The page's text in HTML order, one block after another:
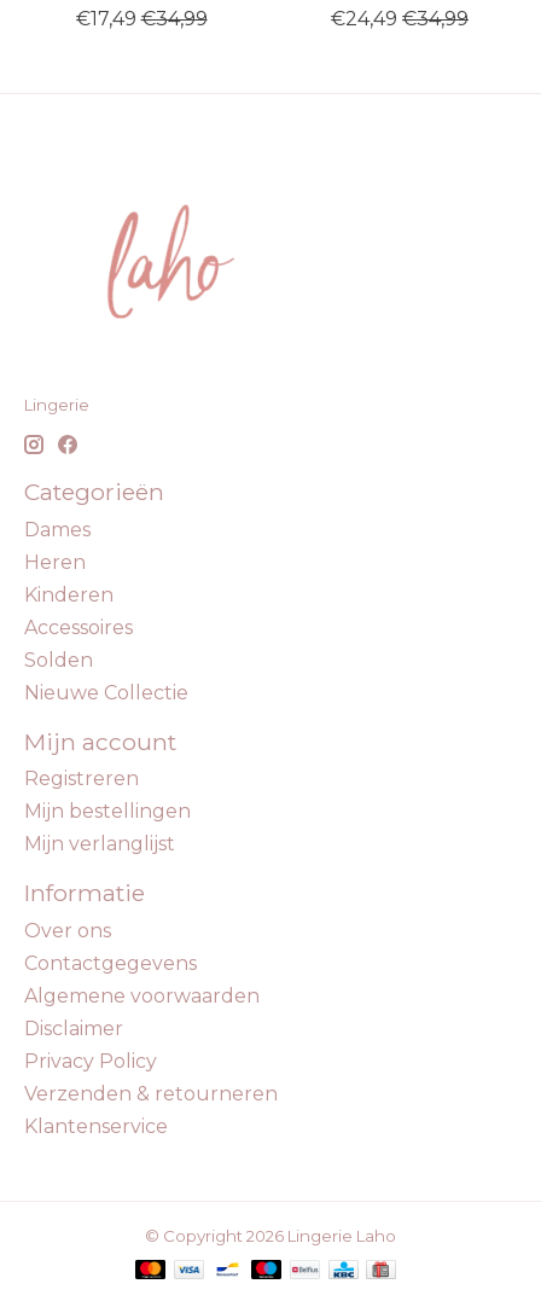
€17,49 €34,99
€24,49 €34,99
Lingerie
Categorieën
Dames
Heren
Kinderen
Accessoires
Solden
Nieuwe Collectie
Mijn account
Registreren
Mijn bestellingen
Mijn verlanglijst
Informatie
Over ons
Contactgegevens
Algemene voorwaarden
Disclaimer
Privacy Policy
Verzenden & retourneren
Klantenservice
© Copyright 2026 Lingerie Laho